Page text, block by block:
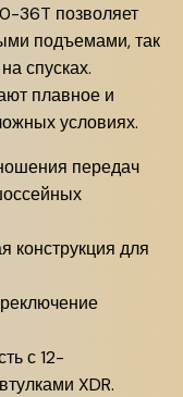
36T позволяет
подъемами, так
спусках.
плавное и
условиях.
передач
конструкция для
с 12-
XDR.